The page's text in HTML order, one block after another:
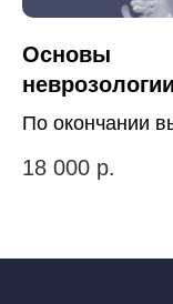
Основы
неврозологии
По окончании
повышении
18 000 р.